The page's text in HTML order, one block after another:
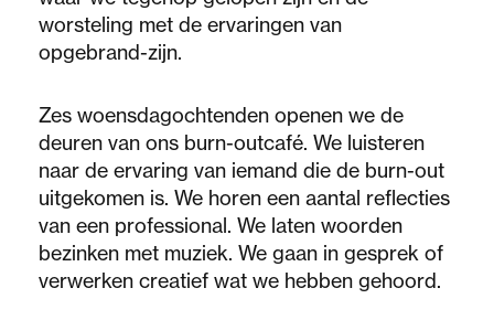
worsteling met de ervaringen van
opgebrand-zijn.
Zes woensdagochtenden openen we de
deuren van ons burn-outcafé. We luisteren
naar de ervaring van iemand die de burn-out
uitgekomen is. We horen een aantal reflecties
van een professional. We laten woorden
bezinken met muziek. We gaan in gesprek of
verwerken creatief wat we hebben gehoord.